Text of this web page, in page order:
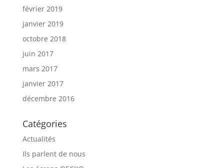
février 2019
janvier 2019
octobre 2018
juin 2017
mars 2017
janvier 2017
décembre 2016
Catégories
Actualités
Ils parlent de nous